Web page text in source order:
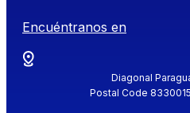
Encuéntranos en
Diagonal
Postal Code